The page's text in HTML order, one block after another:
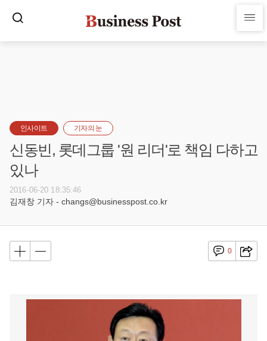
인사이트 기자의 눈
신동빈, 롯데그룹 '원 리더'로 책임 다하고
있나
2016-06-20 18:35:46
김재창 기자 - changs@businesspost.co.kr
0